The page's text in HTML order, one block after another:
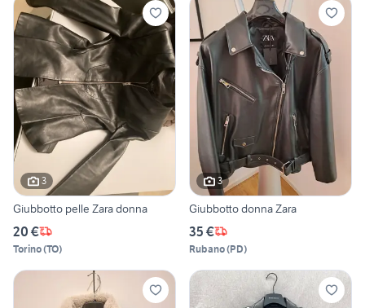
3
Giubbotto pelle Zara donna
20 €
Torino(TO)
3
Giubbotto donna Zara
35 €
Rubano(PD)